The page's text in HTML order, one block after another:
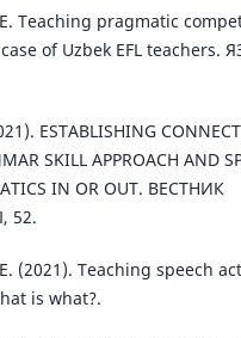
Teaching pragmatic
of Uzbek EFL teachers.
ESTABLISHING
SKILL APPROACH AND
IN OR OUT. ВЕСТНИК
52.
(2021). Teaching speech
is what?.